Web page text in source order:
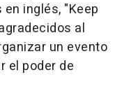
inglés, "Keep
al
un evento
el poder de